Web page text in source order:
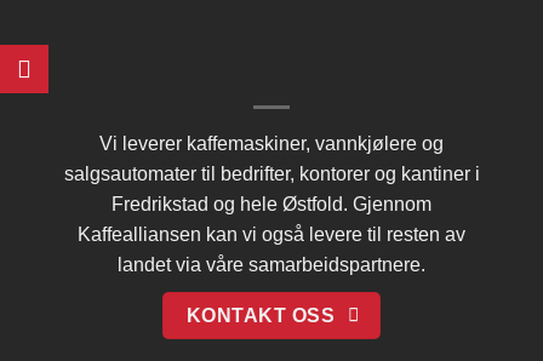
Vi leverer kaffemaskiner, vannkjølere og
salgsautomater til bedrifter, kontorer og kantiner i
Fredrikstad og hele Østfold. Gjennom
Kaffealliansen kan vi også levere til resten av
landet via våre samarbeidspartnere.
KONTAKT OSS